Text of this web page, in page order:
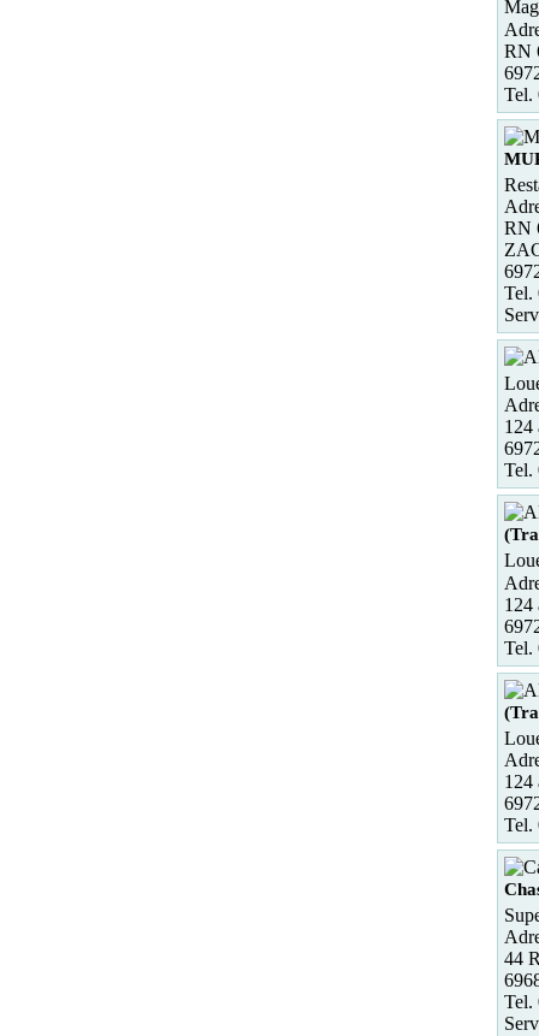
RN
Tel.
RN
Tel.
124
Tel.
124
Tel.
124
Tel.
44
Tel.